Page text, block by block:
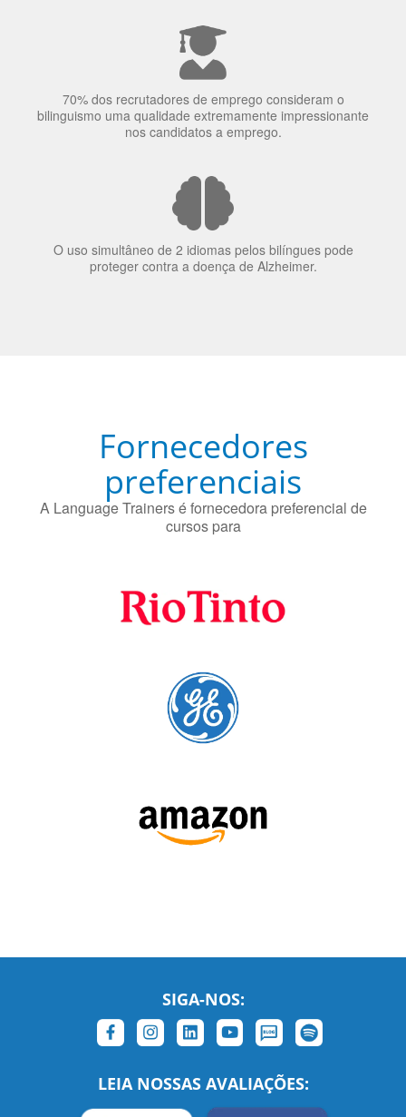
A língua que as pessoas falam molda a maneira como
elas veem o mundo
70% dos recrutadores de emprego consideram o
bilinguismo uma qualidade extremamente impressionante
nos candidatos a emprego.
Fornecedores
A Language Trainers é fornecedora preferencial de
cursos para
SIGA-NOS: